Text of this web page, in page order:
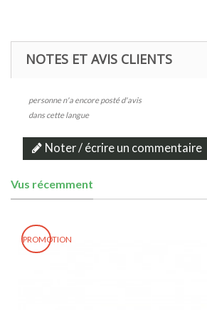
NOTES ET AVIS CLIENTS
personne n'a encore posté d'avis
dans cette langue
Noter / écrire un commentaire
Vus récemment
PROMOTION